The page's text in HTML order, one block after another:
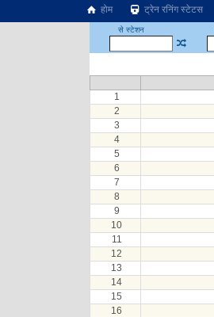
होम ट्रेन रनिंग स्टेटस
से स्टेशन
1
2
3
4
5
6
7
8
9
10
11
12
13
14
15
16